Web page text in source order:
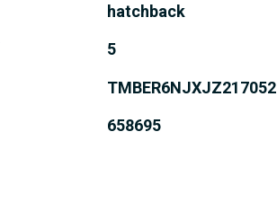
hatchback
5
TMBER6NJXJZ217052
658695